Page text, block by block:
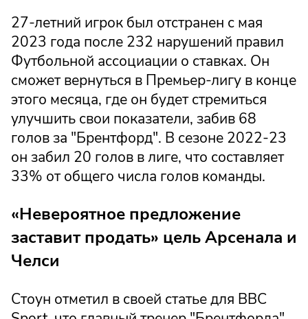
27-летний игрок был отстранен с мая
2023 года после 232 нарушений правил
Футбольной ассоциации о ставках. Он
сможет вернуться в Премьер-лигу в конце
этого месяца, где он будет стремиться
улучшить свои показатели, забив 68
голов за "Брентфорд". В сезоне 2022-23
он забил 20 голов в лиге, что составляет
33% от общего числа голов команды.
«Невероятное предложение
заставит продать» цель Арсенала и
Челси
Стоун отметил в своей статье для BBC